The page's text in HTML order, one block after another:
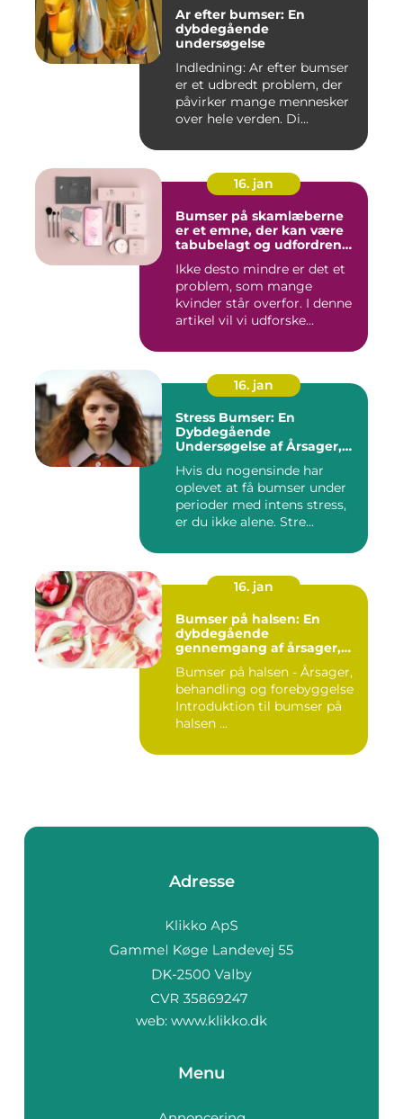
Ar efter bumser: En
dybdegående
undersøgelse
Indledning: Ar efter bumser
er et udbredt problem, der
påvirker mange mennesker
over hele verden. Di...
16. jan
Bumser på skamlæberne
er et emne, der kan være
tabubelagt og udfordrende
Ikke desto mindre er det et
problem, som mange
kvinder står overfor. I denne
artikel vil vi udforske...
16. jan
Stress Bumser: En
Dybdegående
Undersøgelse af Årsager,
Hvis du nogensinde har
oplevet at få bumser under
perioder med intens stress,
er du ikke alene. Stre...
16. jan
Bumser på halsen: En
dybdegående
gennemgang af årsager,
forebyggelse
Bumser på halsen - Årsager,
behandling og forebyggelse
Introduktion til bumser på
halsen ...
Adresse
web: www.klikko.dk
Menu